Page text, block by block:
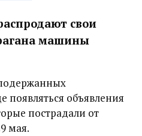
свои
машины
появляться объявления
пострадали от
мая.